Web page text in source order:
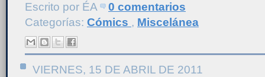
Escrito por ÉA
0 comentarios
Categorías: Cómics , Miscelánea
VIERNES, 15 DE ABRIL DE 2011